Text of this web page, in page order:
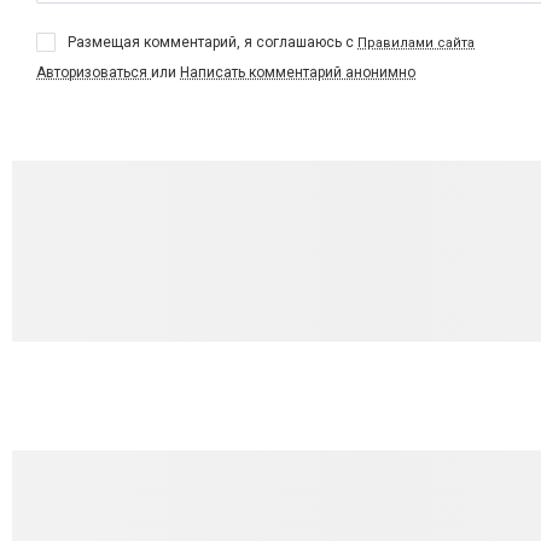
Размещая комментарий, я соглашаюсь с Правилами сайта
Авторизоваться или Написать комментарий анонимно